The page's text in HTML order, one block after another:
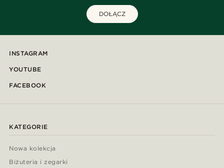
DOŁĄCZ
INSTAGRAM
YOUTUBE
FACEBOOK
KATEGORIE
Nowa kolekcja
Biżuteria i zegarki